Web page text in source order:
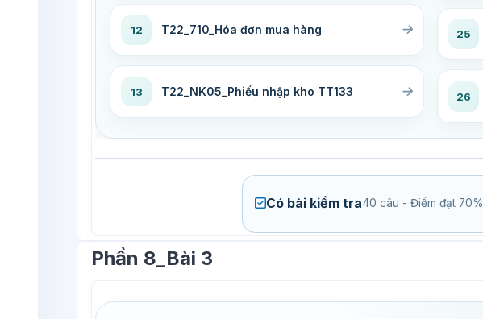
12 T22_710_Hóa đơn mua hàng
13 T22_NK05_Phiếu nhập kho TT133
25
26
Có bài kiểm tra40 câu - Điểm đạt 70%
Phần 8_Bài 3